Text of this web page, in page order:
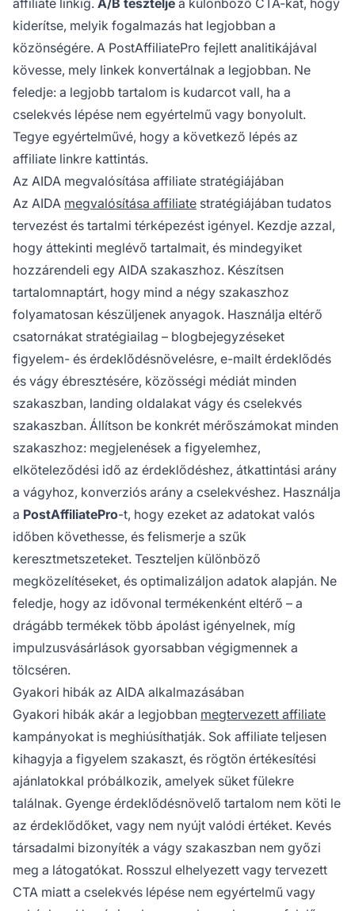
kiderítse, melyik fogalmazás hat legjobban a
közönségére. A PostAffiliatePro fejlett analitikájával
kövesse, mely linkek konvertálnak a legjobban. Ne
feledje: a legjobb tartalom is kudarcot vall, ha a
cselekvés lépése nem egyértelmű vagy bonyolult.
Tegye egyértelművé, hogy a következő lépés az
affiliate linkre kattintás.
Az AIDA megvalósítása affiliate stratégiájában
Az AIDA megvalósítása affiliate stratégiájában tudatos
tervezést és tartalmi térképezést igényel. Kezdje azzal,
hogy áttekinti meglévő tartalmait, és mindegyiket
hozzárendeli egy AIDA szakaszhoz. Készítsen
tartalomnaptárt, hogy mind a négy szakaszhoz
folyamatosan készüljenek anyagok. Használja eltérő
csatornákat stratégiailag – blogbejegyzéseket
figyelem- és érdeklődésnövelésre, e-mailt érdeklődés
és vágy ébresztésére, közösségi médiát minden
szakaszban, landing oldalakat vágy és cselekvés
szakaszban. Állítson be konkrét mérőszámokat minden
szakaszhoz: megjelenések a figyelemhez,
elköteleződési idő az érdeklődéshez, átkattintási arány
a vágyhoz, konverziós arány a cselekvéshez. Használja
a PostAffiliatePro-t, hogy ezeket az adatokat valós
időben követhesse, és felismerje a szűk
keresztmetszeteket. Teszteljen különböző
megközelítéseket, és optimalizáljon adatok alapján. Ne
feledje, hogy az idővonal termékenként eltérő – a
drágább termékek több ápolást igényelnek, míg
impulzusvásárlások gyorsabban végigmennek a
tölcséren.
Gyakori hibák az AIDA alkalmazásában
Gyakori hibák akár a legjobban megtervezett affiliate
kampányokat is meghiúsíthatják. Sok affiliate teljesen
kihagyja a figyelem szakaszt, és rögtön értékesítési
ajánlatokkal próbálkozik, amelyek süket fülekre
találnak. Gyenge érdeklődésnövelő tartalom nem köti le
az érdeklődőket, vagy nem nyújt valódi értéket. Kevés
társadalmi bizonyíték a vágy szakaszban nem győzi
meg a látogatókat. Rosszul elhelyezett vagy tervezett
CTA miatt a cselekvés lépése nem egyértelmű vagy